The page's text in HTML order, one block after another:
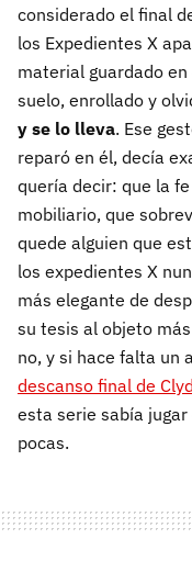
considerado el final
los Expedientes X
material guardado
suelo, enrollado y
y se lo lleva. Ese
reparó en él, decía
quería decir: que la
mobiliario, que
quede alguien que
los expedientes X
más elegante de
su tesis al objeto
no, y si hace falta un
descanso final de
esta serie sabía
pocas.